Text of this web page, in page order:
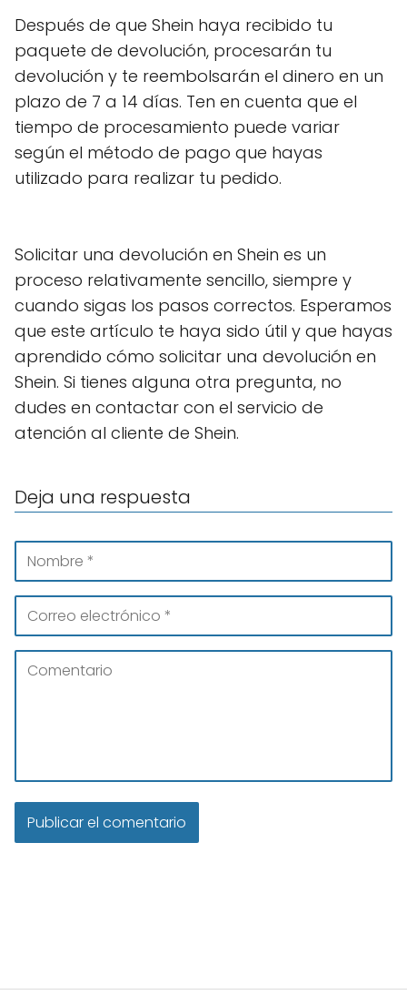
Después de que Shein haya recibido tu
paquete de devolución, procesarán tu
devolución y te reembolsarán el dinero en un
plazo de 7 a 14 días. Ten en cuenta que el
tiempo de procesamiento puede variar
según el método de pago que hayas
utilizado para realizar tu pedido.
Solicitar una devolución en Shein es un
proceso relativamente sencillo, siempre y
cuando sigas los pasos correctos. Esperamos
que este artículo te haya sido útil y que hayas
aprendido cómo solicitar una devolución en
Shein. Si tienes alguna otra pregunta, no
dudes en contactar con el servicio de
atención al cliente de Shein.
Deja una respuesta